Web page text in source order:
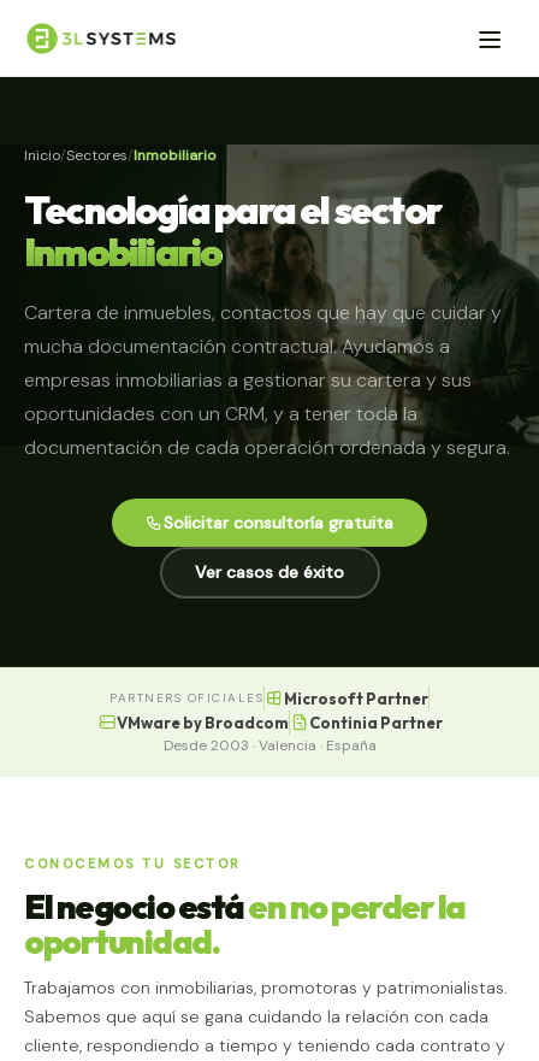
Inicio Sectores Inmobiliario
Tecnología para el sector
Inmobiliario
Cartera de inmuebles, contactos que hay que cuidar y
mucha documentación contractual. Ayudamos a
empresas inmobiliarias a gestionar su cartera y sus
oportunidades con un CRM, y a tener toda la
documentación de cada operación ordenada y segura.
Solicitar consultoría gratuita
Ver casos de éxito
PARTNERS OFICIALES
Microsoft Partner
VMware by Broadcom
Continia Partner
Desde 2003 · Valencia · España
CONOCEMOS TU SECTOR
El negocio estáen no perder la
oportunidad.
Trabajamos con inmobiliarias, promotoras y patrimonialistas.
Sabemos que aquí se gana cuidando la relación con cada
cliente, respondiendo a tiempo y teniendo cada contrato y